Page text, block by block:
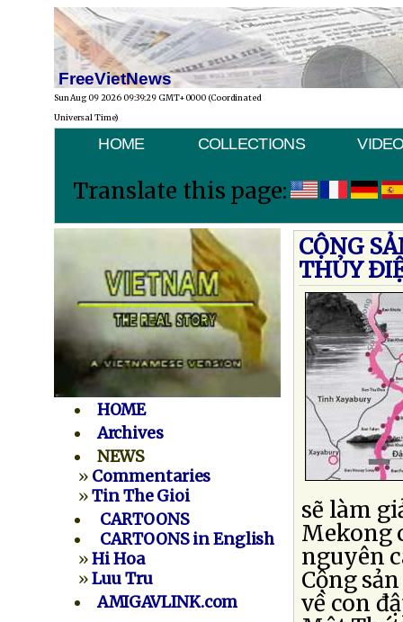
FreeVietNews
Sun Aug 09 2026 09:39:29 GMT+0000 (Coordinated
Universal Time)
HOME COLLECTIONS
Translate this page:
HOME
Archives
NEWS
» Commentaries
»Tin The Gioi
CARTOONS
CARTOONS in English
»Hi Hoa
»Luu Tru
AMIGAVLINK.com
CỘNG
THỦY
sẽ làm
Mekong
nguyên
Cộng
về con